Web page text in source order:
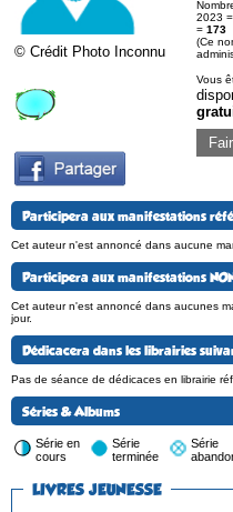
© Crédit Photo Inconnu
2023 =
= 173
(Ce
Vous
Participera aux manifestations
Cet auteur n'est annoncé dans aucune
Participera aux manifestations
Cet auteur n'est annoncé dans aucunes
jour.
Dédicacera dans les librairies
Pas de séance de dédicaces en librairie
Séries & Albums
Série en
cours
Série
terminée
Série
LIVRES JEUNESSE